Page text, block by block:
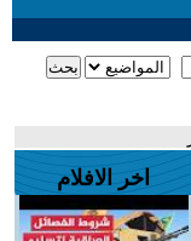
اخر الافلام